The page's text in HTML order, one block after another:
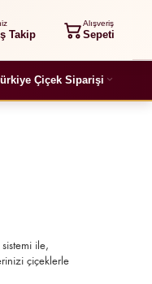
Takip
Alışveriş
Sepeti
Çiçek Siparişi
ile,
çiçeklerle